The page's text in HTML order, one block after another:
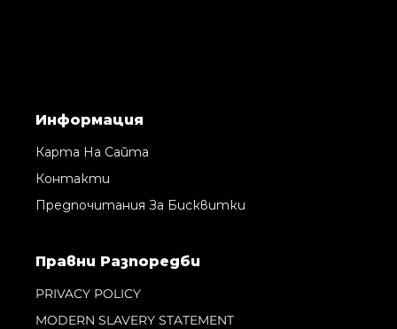
Информация
Карта На Сайта
Контакти
Предпочитания За Бисквитки
Правни Pазпоредби
PRIVACY POLICY
MODERN SLAVERY STATEMENT